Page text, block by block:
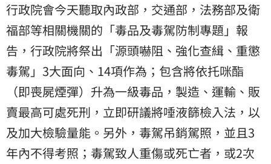
行政院會今天聽取內政部，交通部，法務部及衛
福部等相關機關的「毒品及毒駕防制專題」報
告，行政院將祭出「源頭嚇阻、強化查緝、重懲
毒駕」3大面向、14項作為；包含將依托咪酯
（即喪屍煙彈）升為一級毒品，製造、運輸、販
賣最高可處死刑，立即研議將唾液篩檢入法，以
及加大檢驗量能。另外，毒駕吊銷駕照，並且3
年內不得考照；毒駕致人重傷或死亡者，或2次